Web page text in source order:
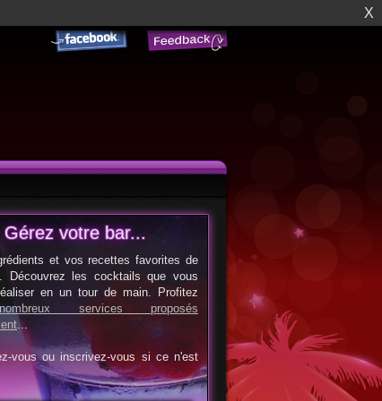
X
Gérez votre bar...
et vos recettes favorites de
Découvrez les cocktails que vous
en un tour de main. Profitez
nombreux services proposés
...
vous ou inscrivez-vous si ce n'est